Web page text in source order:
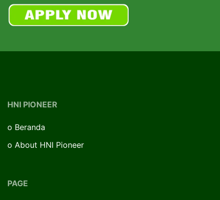
HNI PIONEER
o Beranda
o About HNI Pioneer
PAGE